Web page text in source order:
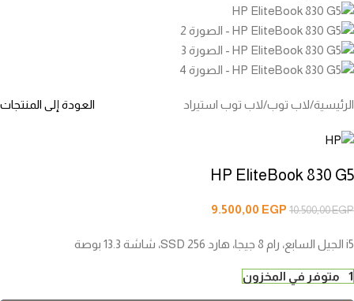
الرئيسية/لاب توب/لاب توب استيراد العودة إلى المنتجات
HP EliteBook 830 G5
10.500,00EGP
9.500,00 EGP
i5 الجيل السابع، رام 8 جيجا، هارد 256 SSD، شاشة 13.3 بوصة
1 متوفر في المخزون